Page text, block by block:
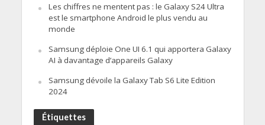
Les chiffres ne mentent pas : le Galaxy S24 Ultra
est le smartphone Android le plus vendu au
monde
Samsung déploie One UI 6.1 qui apportera Galaxy
AI à davantage d’appareils Galaxy
Samsung dévoile la Galaxy Tab S6 Lite Edition
2024
Étiquettes